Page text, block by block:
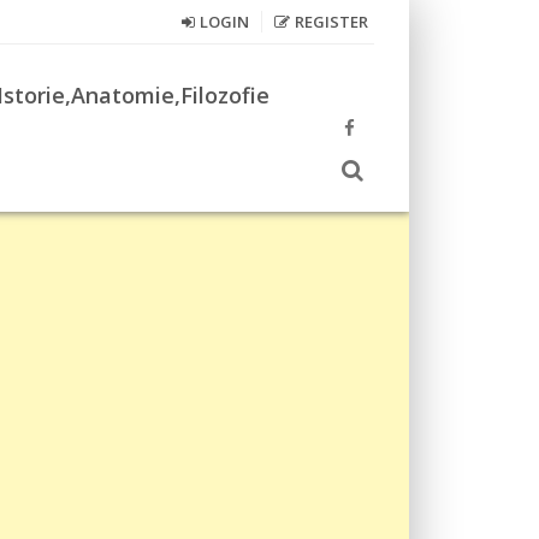
LOGIN REGISTER